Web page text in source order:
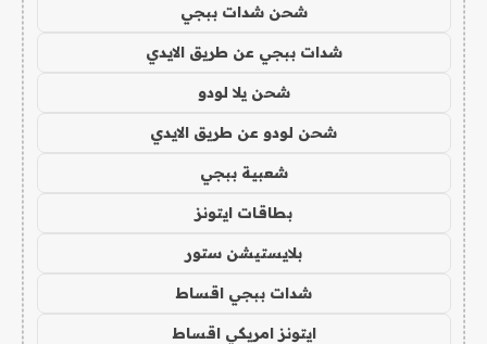
شحن شدات ببجي
شدات ببجي عن طريق الايدي
شحن يلا لودو
شحن لودو عن طريق الايدي
شعبية ببجي
بطاقات ايتونز
بلايستيشن ستور
شدات ببجي اقساط
ايتونز امريكي اقساط